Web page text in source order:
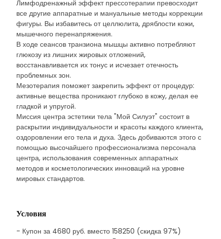
Лимфодренажный эффект прессотерапии превосходит
все другие аппаратные и мануальные методы коррекции
фигуры. Вы избавитесь от целлюлита, дряблости кожи,
мышечного перенапряжения.
В ходе сеансов транзиона мышцы активно потребляют
глюкозу из лишних жировых отложений,
восстанавливается их тонус и исчезает отечность
проблемных зон.
Мезотерапия поможет закрепить эффект от процедур:
активные вещества проникают глубоко в кожу, делая ее
гладкой и упругой.
Миссия центра эстетики тела "Мой Силуэт" состоит в
раскрытии индивидуальности и красоты каждого клиента,
оздоровлении его тела и духа. Здесь добиваются этого с
помощью высочайшего профессионализма персонала
центра, использования современных аппаратных
методов и косметологических инноваций на уровне
мировых стандартов.
Условия
- Купон за 4680 руб. вместо 158250 (скидка 97%)